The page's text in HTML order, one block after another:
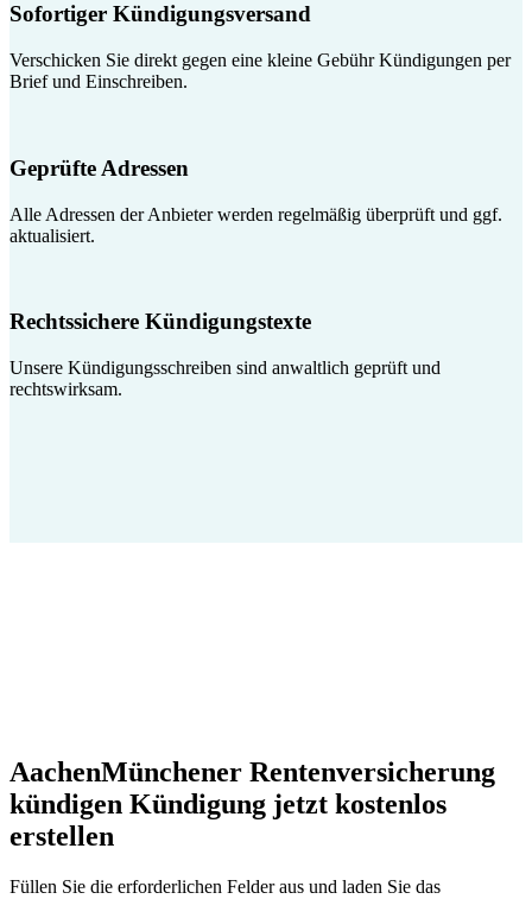
Sofortiger Kündigungsversand
Verschicken Sie direkt gegen eine kleine Gebühr Kündigungen per
Brief und Einschreiben.
Geprüfte Adressen
Alle Adressen der Anbieter werden regelmäßig überprüft und ggf.
aktualisiert.
Rechtssichere Kündigungstexte
Unsere Kündigungsschreiben sind anwaltlich geprüft und
rechtswirksam.
AachenMünchener Rentenversicherung
kündigen Kündigung jetzt kostenlos
erstellen
Füllen Sie die erforderlichen Felder aus und laden Sie das